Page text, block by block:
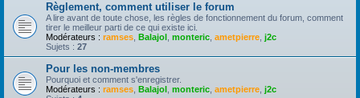
Règlement, comment utiliser le forum
A lire avant de toute chose, les règles de fonctionnement du forum, comment
tirer le meilleur parti de ce qui existe ici.
Modérateurs : ramses Balajol monteric ametpierre j2c
Sujets : 27
Pour les non-membres
Pourquoi et comment s'enregistrer.
Modérateurs : ramses Balajol monteric ametpierre j2c